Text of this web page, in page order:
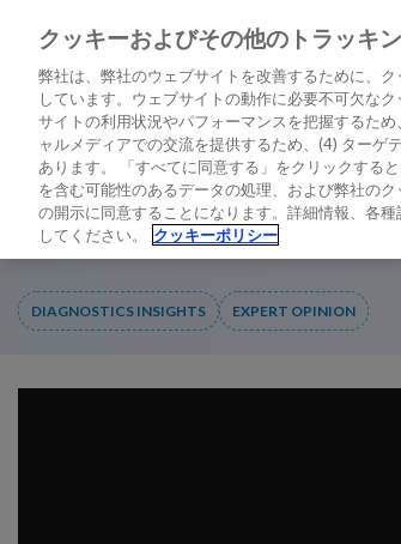
ホーム /NT-proBNPが生み出す違い：Dr Januzziに
NT-proBNPが生み出
DIAGNOSTICS INSIGHTS EXPERT OPINION
クッキーおよびその他のトラッキ
弊社は、弊社のウェブサイトを改善するために、
しています。ウェブサイトの動作に必要不可欠な
サイトの利用状況やパフォーマンスを把握するた
ャルメディアでの交流を提供するため、(4) ターゲ
あります。 「すべてに同意する」をクリックする
を含む可能性のあるデータの処理、および弊社の
の開示に同意することになります。詳細情報、各
してください。
クッキーポリシー